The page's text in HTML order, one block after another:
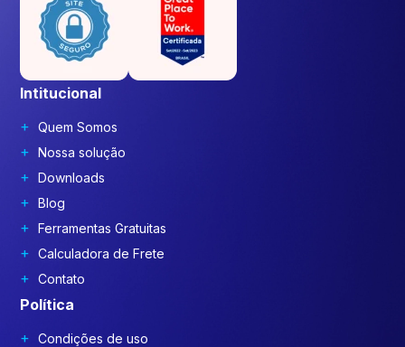
Intitucional
Quem Somos
Nossa solução
Downloads
Blog
Ferramentas Gratuitas
Calculadora de Frete
Contato
Política
Condições de uso